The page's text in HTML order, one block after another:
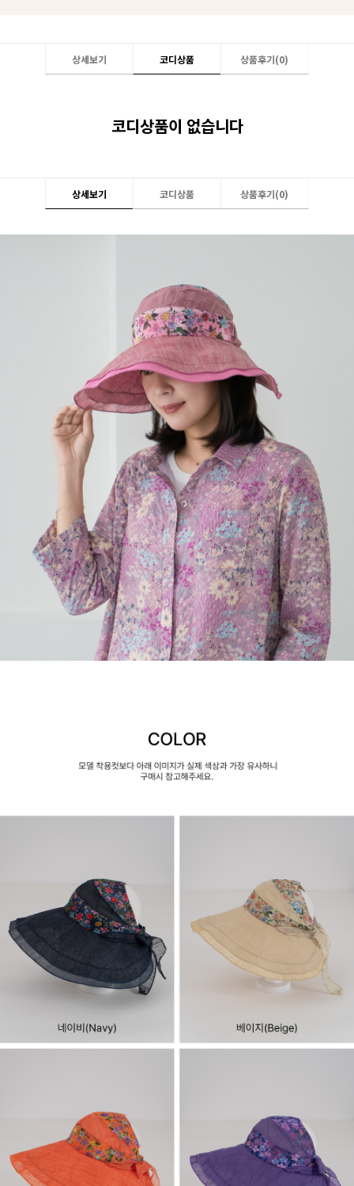
상세보기 코디상품 상품후기(0)
코디상품이 없습니다
상세보기 코디상품 상품후기(0)